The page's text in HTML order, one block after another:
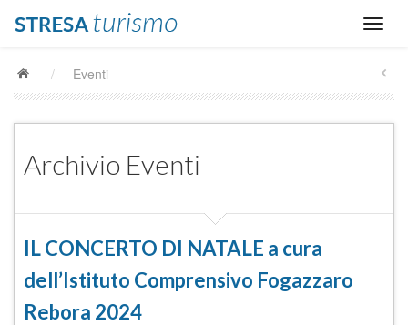
/ Eventi
Archivio Eventi
IL CONCERTO DI NATALE a cura
dell’Istituto Comprensivo Fogazzaro
Rebora 2024